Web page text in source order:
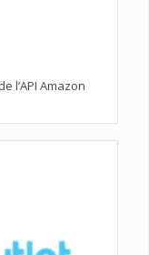
l’API Amazon